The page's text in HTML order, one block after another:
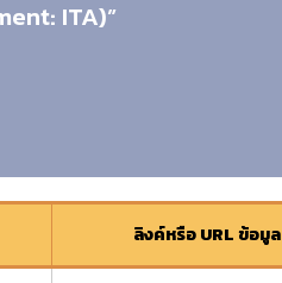
ITA)”
ลิงค์หรือ URL ข้อมูล